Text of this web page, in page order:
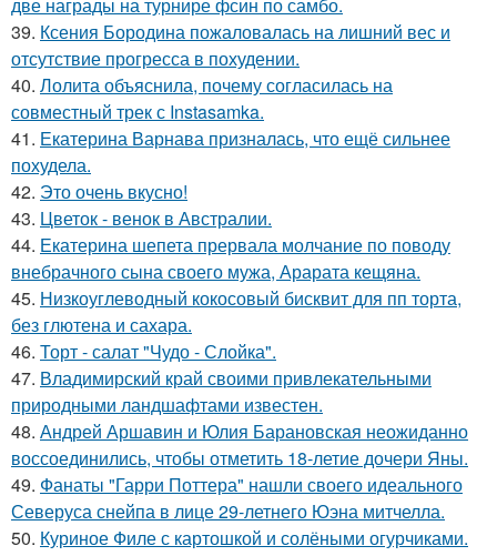
39. Ксения Бородина пожаловалась на лишний вес и
отсутствие прогресса в похудении.
40. Лолита объяснила, почему согласилась на
совместный трек с Instasamka.
41. Екатерина Варнава призналась, что ещё сильнее
похудела.
42. Это очень вкусно!
43. Цветок - венок в Австралии.
44. Екатерина шепета прервала молчание по поводу
внебрачного сына своего мужа, Арарата кещяна.
45. Низкоуглеводный кокосовый бисквит для пп торта,
без глютена и сахара.
46. Торт - салат "Чудо - Слойка".
47. Владимирский край своими привлекательными
природными ландшафтами известен.
48. Андрей Аршавин и Юлия Барановская неожиданно
воссоединились, чтобы отметить 18-летие дочери Яны.
49. Фанаты "Гарри Поттера" нашли своего идеального
Северуса снейпа в лице 29-летнего Юэна митчелла.
50. Куриное Филе с картошкой и солёными огурчиками.